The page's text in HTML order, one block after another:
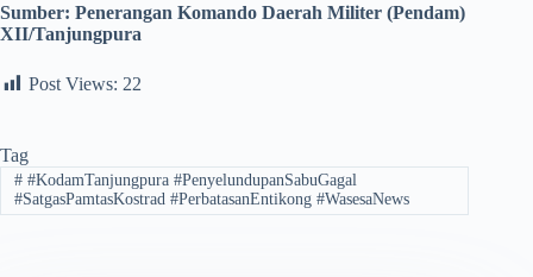
Sumber: Penerangan Komando Daerah Militer (Pendam)
XII/Tanjungpura
Post Views: 22
Tag
##KodamTanjungpura #PenyelundupanSabuGagal
#SatgasPamtasKostrad #PerbatasanEntikong #WasesaNews